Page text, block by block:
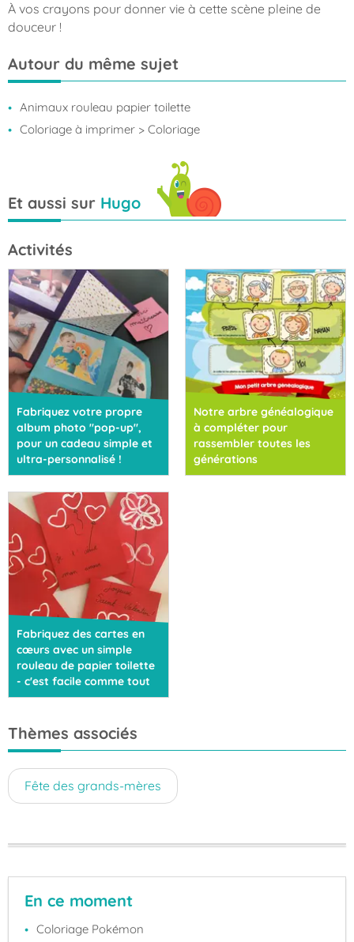
À vos crayons pour donner vie à cette scène pleine de
douceur !
Autour du même sujet
Animaux rouleau papier toilette
Coloriage à imprimer > Coloriage
Et aussi sur Hugo
Activités
Fabriquez votre propre
album photo "pop-up",
pour un cadeau simple et
ultra-personnalisé !
Notre arbre généalogique
à compléter pour
rassembler toutes les
générations
Fabriquez des cartes en
cœurs avec un simple
rouleau de papier toilette
- c'est facile comme tout
Thèmes associés
Fête des grands-mères
En ce moment
Coloriage Pokémon